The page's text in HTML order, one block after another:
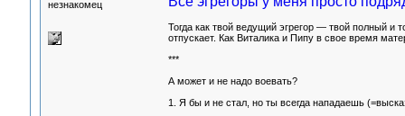
незнакомец
Тогда как твой ведущий эгрегор — твой полный
отпускает. Как Виталика и Пипу в свое время
***
А может и не надо воевать?
1. Я бы и не стал, но ты всегда нападаешь